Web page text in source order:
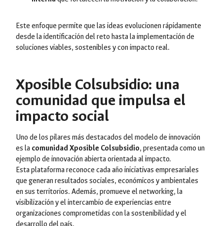
Este enfoque permite que las ideas evolucionen rápidamente
desde la identificación del reto hasta la implementación de
soluciones viables, sostenibles y con impacto real.
Xposible Colsubsidio: una
comunidad que impulsa el
impacto social
Uno de los pilares más destacados del modelo de innovación
es la comunidad Xposible Colsubsidio, presentada como un
ejemplo de innovación abierta orientada al impacto.
Esta plataforma reconoce cada año iniciativas empresariales
que generan resultados sociales, económicos y ambientales
en sus territorios. Además, promueve el networking, la
visibilización y el intercambio de experiencias entre
organizaciones comprometidas con la sostenibilidad y el